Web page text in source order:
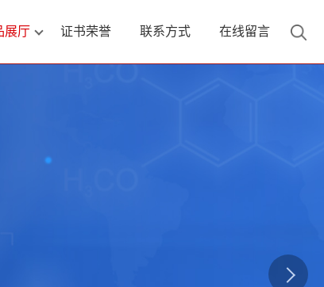
展厅 证书荣誉 联系方式 在线留言